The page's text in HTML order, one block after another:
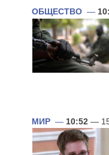
ОБЩЕСТВО —
МИР — 10:52 —